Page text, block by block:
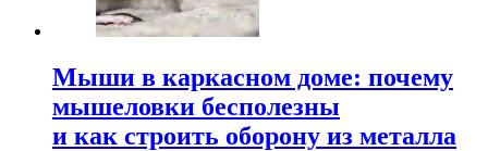
Мыши в каркасном доме: почему
мышеловки бесполезны
и как строить оборону из металла